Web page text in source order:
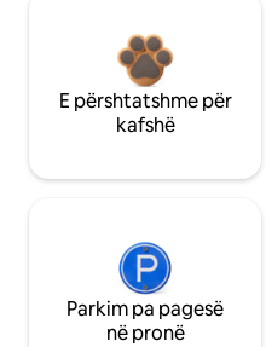
E përshtatshme për
kafshë
Parkim pa pagesë
në pronë